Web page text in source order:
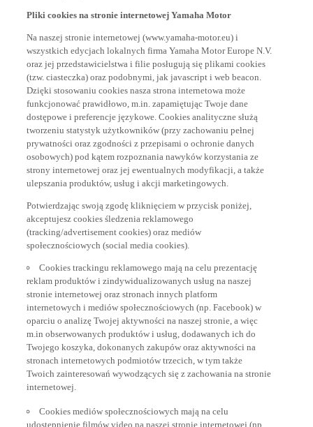
wszystkich edycjach lokalnych firma Yamaha Motor Europe N.V.
oraz jej przedstawicielstwa i filie posługują się plikami cookies
(tzw. ciasteczka) oraz podobnymi, jak javascript i web beacon.
Dzięki stosowaniu cookies nasza strona internetowa może
funkcjonować prawidłowo, m.in. zapamiętując Twoje dane
dostępowe i preferencje językowe. Cookies analityczne służą
tworzeniu statystyk użytkowników (przy zachowaniu pełnej
prywatności oraz zgodności z przepisami o ochronie danych
osobowych) pod kątem rozpoznania nawyków korzystania ze
strony internetowej oraz jej ewentualnych modyfikacji, a także
ulepszania produktów, usług i akcji marketingowych.
akceptujesz cookies śledzenia reklamowego
(tracking/advertisement cookies) oraz mediów
społecznościowych (social media cookies).
reklam produktów i zindywidualizowanych usług na naszej
stronie internetowej oraz stronach innych platform
internetowych i mediów społecznościowych (np. Facebook) w
oparciu o analizę Twojej aktywności na naszej stronie, a więc
m.in obserwowanych produktów i usług, dodawanych ich do
Twojego koszyka, dokonanych zakupów oraz aktywności na
stronach internetowych podmiotów trzecich, w tym także
Twoich zainteresowań wywodzących się z zachowania na stronie
internetowej.
udostepnienie filmów video na naszej stronie internetowej (np.